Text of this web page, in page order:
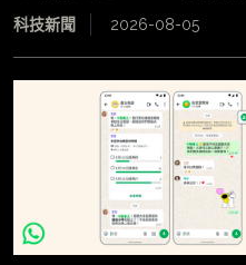
科技新聞 2026-08-05